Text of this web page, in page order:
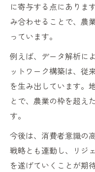
に寄与する点にありま
み合わせることで、農
っています。
例えば、データ解析に
ットワーク構築は、従
を生み出しています。
とで、農業の枠を超え
す。
今後は、消費者意識の
戦略とも連動し、リジ
を遂げていくことが期